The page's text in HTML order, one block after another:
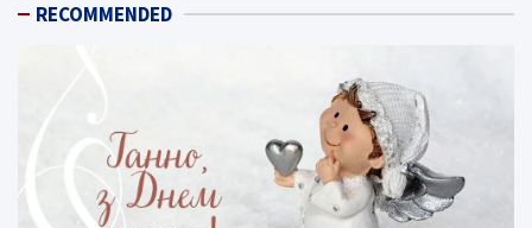
RECOMMENDED